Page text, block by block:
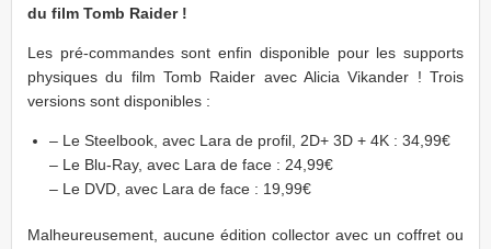
du film Tomb Raider !
Les pré-commandes sont enfin disponible pour les supports
physiques du film Tomb Raider avec Alicia Vikander ! Trois
versions sont disponibles :
– Le Steelbook, avec Lara de profil, 2D+ 3D + 4K : 34,99€
– Le Blu-Ray, avec Lara de face : 24,99€
– Le DVD, avec Lara de face : 19,99€
Malheureusement, aucune édition collector avec un coffret ou